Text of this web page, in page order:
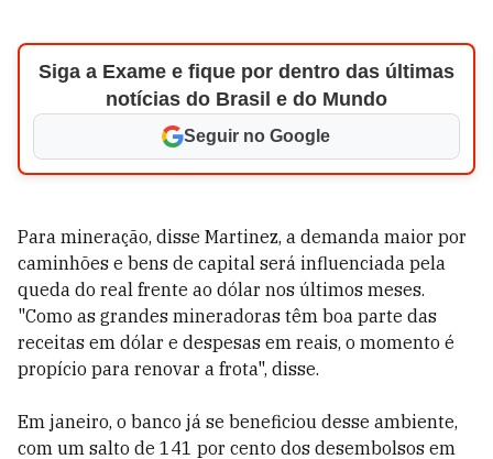
Siga a Exame e fique por dentro das últimas
notícias do Brasil e do Mundo
Seguir no Google
Para mineração, disse Martinez, a demanda maior por
caminhões e bens de capital será influenciada pela
queda do real frente ao dólar nos últimos meses.
"Como as grandes mineradoras têm boa parte das
receitas em dólar e despesas em reais, o momento é
propício para renovar a frota", disse.
Em janeiro, o banco já se beneficiou desse ambiente,
com um salto de 141 por cento dos desembolsos em